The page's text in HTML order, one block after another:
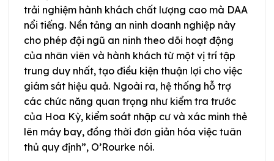
trải nghiệm hành khách chất lượng cao mà DAA
nổi tiếng. Nền tảng an ninh doanh nghiệp này
cho phép đội ngũ an ninh theo dõi hoạt động
của nhân viên và hành khách từ một vị trí tập
trung duy nhất, tạo điều kiện thuận lợi cho việc
giám sát hiệu quả. Ngoài ra, hệ thống hỗ trợ
các chức năng quan trọng như kiểm tra trước
của Hoa Kỳ, kiểm soát nhập cư và xác minh thẻ
lên máy bay, đồng thời đơn giản hóa việc tuân
thủ quy định”, O’Rourke nói.